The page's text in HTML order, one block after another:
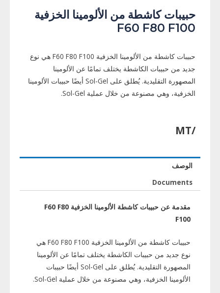
حبيبات كاشطة من الألومينا الخزفية
F60 F80 F100
حبيبات كاشطة من الألومينا الخزفية F60 F80 F100 هي نوع
جديد من حبيبات الكاشطة يختلف تمامًا عن الألومينا
المصهورة التقليدية. يُطلق على Sol-Gel أيضًا حبيبات الألومينا
الخزفية، وهي مصنوعة من خلال عملية Sol-Gel.
/MT
الوصف
Documents
مقدمة عن حبيبات كاشطة الألومينا الخزفية F60 F80
F100
حبيبات كاشطة من الألومينا الخزفية F60 F80 F100 هي
نوع جديد من حبيبات الكاشطة يختلف تمامًا عن الألومينا
المصهورة التقليدية. يُطلق على Sol-Gel أيضًا حبيبات
الألومينا الخزفية، وهي مصنوعة من خلال عملية Sol-Gel.